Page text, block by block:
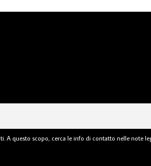
A questo scopo, cerca le info di contatto nelle note